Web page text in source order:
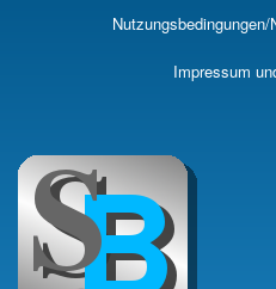
Nutzungsbedingungen/
Impressum